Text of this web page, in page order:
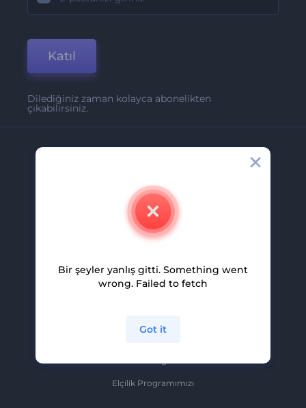
Katıl
Dilediğiniz zaman kolayca abonelikten
çıkabilirsiniz.
İletişim
Kariyer
Ortaklık Programı
Elçilik Programımızı
Bir şeyler yanlış gitti. Something went
wrong. Failed to fetch
Got it